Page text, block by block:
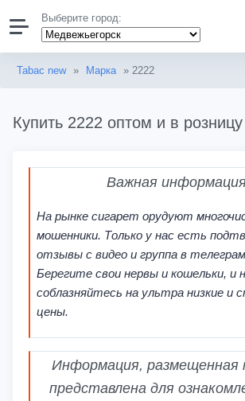
Выберите город:
Tabac new » Марка » 2222
Купить 2222 оптом и в
Важная
На рынке сигарет орудуют
мошенники. Только у нас есть
отзывы с видео и группа в
Берегите свои нервы и кошельки, и
соблазняйтесь на ультра низкие и
цены.
Информация, размещенная
представлена для